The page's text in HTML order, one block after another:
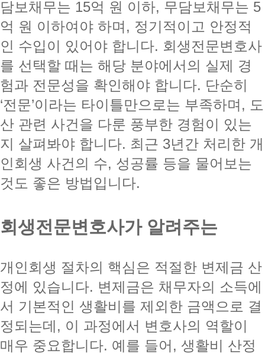
담보채무는 15억 원 이하, 무담보채무는 5
억 원 이하여야 하며, 정기적이고 안정적
인 수입이 있어야 합니다. 회생전문변호사
를 선택할 때는 해당 분야에서의 실제 경
험과 전문성을 확인해야 합니다. 단순히
‘전문’이라는 타이틀만으로는 부족하며, 도
산 관련 사건을 다룬 풍부한 경험이 있는
지 살펴봐야 합니다. 최근 3년간 처리한 개
인회생 사건의 수, 성공률 등을 물어보는
것도 좋은 방법입니다.
회생전문변호사가 알려주는
개인회생 절차의 핵심은 적절한 변제금 산
정에 있습니다. 변제금은 채무자의 소득에
서 기본적인 생활비를 제외한 금액으로 결
정되는데, 이 과정에서 변호사의 역할이
매우 중요합니다. 예를 들어, 생활비 산정